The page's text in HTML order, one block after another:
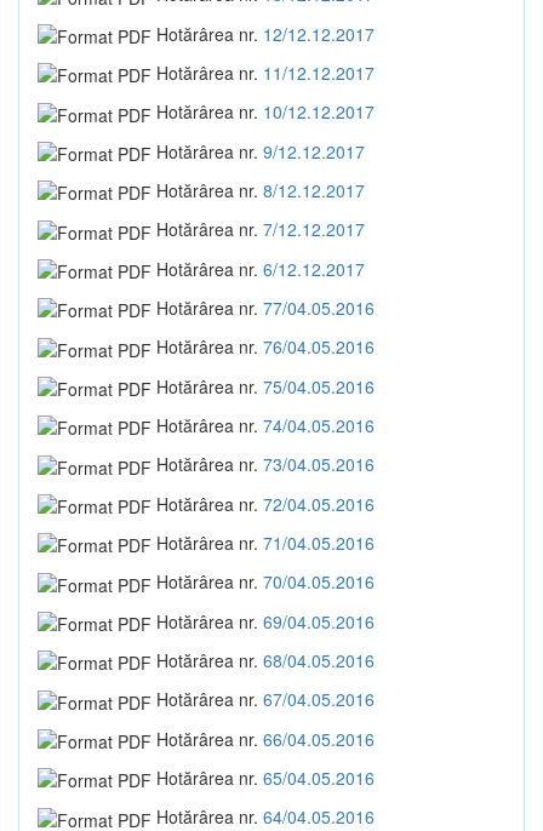
Hotărârea nr. 12/12.12.2017
Hotărârea nr. 11/12.12.2017
Hotărârea nr. 10/12.12.2017
Hotărârea nr. 9/12.12.2017
Hotărârea nr. 8/12.12.2017
Hotărârea nr. 7/12.12.2017
Hotărârea nr. 6/12.12.2017
Hotărârea nr. 77/04.05.2016
Hotărârea nr. 76/04.05.2016
Hotărârea nr. 75/04.05.2016
Hotărârea nr. 74/04.05.2016
Hotărârea nr. 73/04.05.2016
Hotărârea nr. 72/04.05.2016
Hotărârea nr. 71/04.05.2016
Hotărârea nr. 70/04.05.2016
Hotărârea nr. 69/04.05.2016
Hotărârea nr. 68/04.05.2016
Hotărârea nr. 67/04.05.2016
Hotărârea nr. 66/04.05.2016
Hotărârea nr. 65/04.05.2016
Hotărârea nr. 64/04.05.2016